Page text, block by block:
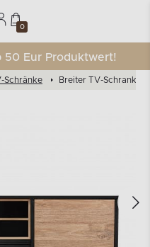
0
50 Eur Produktwert!
Schränke Breiter TV-Schrank